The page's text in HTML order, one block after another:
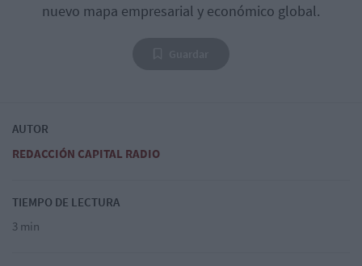
nuevo mapa empresarial y económico global.
AUTOR
REDACCIÓN CAPITAL RADIO
TIEMPO DE LECTURA
3 min